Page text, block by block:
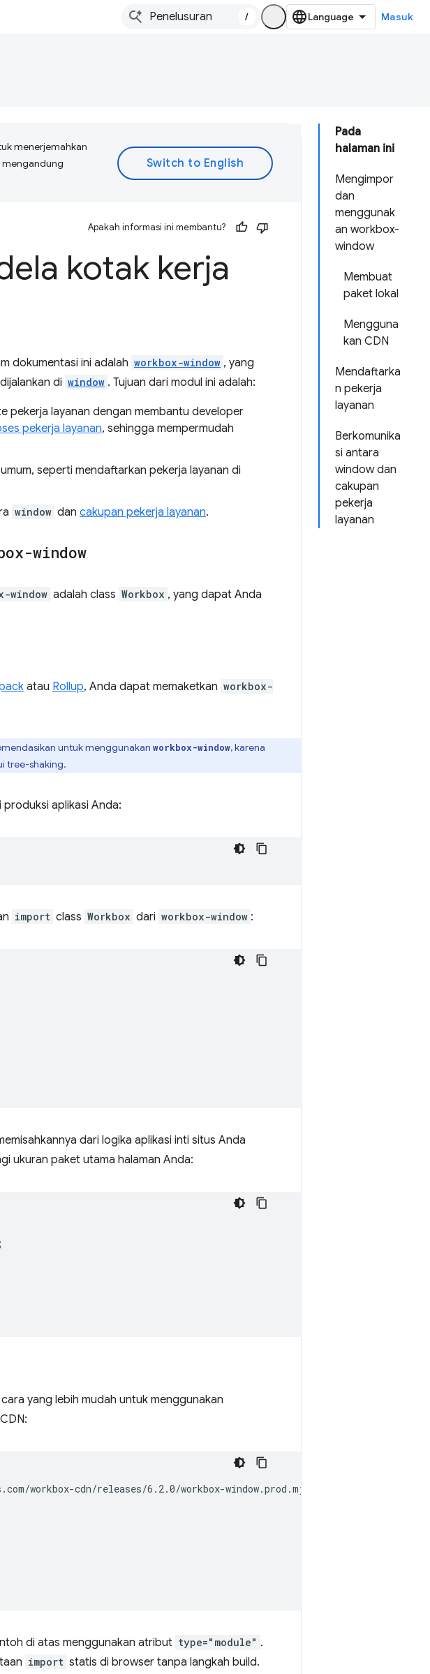
/ Masuk
Pada
halaman ini
Mengimpor
dan
menggunak
an workbox-
window
Membuat
paket lokal
Mengguna
kan CDN
Mendaftarka
n pekerja
layanan
Berkomunika
si antara
window dan
cakupan
pekerja
layanan
menerjemahkan
mengandung
Apakah informasi ini membantu?
kotak kerja
dokumentasi ini adalah workbox-window , yang
di window . Tujuan dari modul ini adalah:
pekerja layanan dengan membantu developer
pekerja layanan, sehingga mempermudah
seperti mendaftarkan pekerja layanan di
window dan cakupan pekerja layanan.
window
window adalah class Workbox , yang dapat Anda
atau Rollup, Anda dapat memaketkan workbox-
untuk menggunakan workbox-window, karena
tree-shaking.
aplikasi Anda:
import class Workbox dari workbox-window :
dari logika aplikasi inti situs Anda
ukuran paket utama halaman Anda:
yang lebih mudah untuk menggunakan
workbox-cdn/releases/6.2.0/workbox-window.prod.mjs';
di atas menggunakan atribut type="module" .
import statis di browser tanpa langkah build.